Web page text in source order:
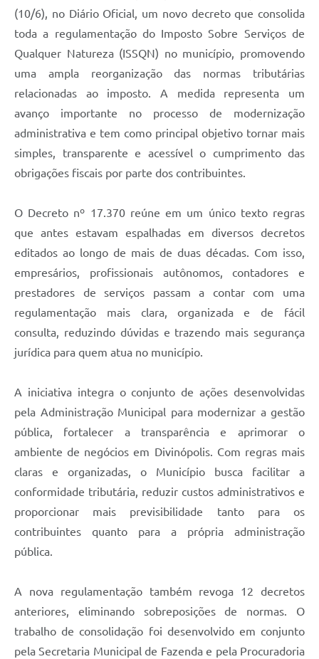
(10/6), no Diário Oficial, um novo decreto que consolida
toda a regulamentação do Imposto Sobre Serviços de
Qualquer Natureza (ISSQN) no município, promovendo
uma ampla reorganização das normas tributárias
relacionadas ao imposto. A medida representa um
avanço importante no processo de modernização
administrativa e tem como principal objetivo tornar mais
simples, transparente e acessível o cumprimento das
obrigações fiscais por parte dos contribuintes.
O Decreto nº 17.370 reúne em um único texto regras
que antes estavam espalhadas em diversos decretos
editados ao longo de mais de duas décadas. Com isso,
empresários, profissionais autônomos, contadores e
prestadores de serviços passam a contar com uma
regulamentação mais clara, organizada e de fácil
consulta, reduzindo dúvidas e trazendo mais segurança
jurídica para quem atua no município.
A iniciativa integra o conjunto de ações desenvolvidas
pela Administração Municipal para modernizar a gestão
pública, fortalecer a transparência e aprimorar o
ambiente de negócios em Divinópolis. Com regras mais
claras e organizadas, o Município busca facilitar a
conformidade tributária, reduzir custos administrativos e
proporcionar mais previsibilidade tanto para os
contribuintes quanto para a própria administração
pública.
A nova regulamentação também revoga 12 decretos
anteriores, eliminando sobreposições de normas. O
trabalho de consolidação foi desenvolvido em conjunto
pela Secretaria Municipal de Fazenda e pela Procuradoria